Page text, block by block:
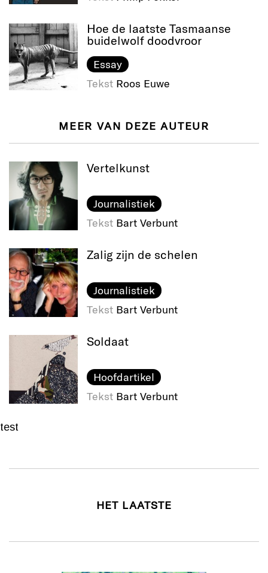
Hoe de laatste Tasmaanse
buidelwolf doodvroor
Essay
Tekst Roos Euwe
MEER VAN DEZE AUTEUR
Vertelkunst
Journalistiek
Tekst Bart Verbunt
Zalig zijn de schelen
Journalistiek
Tekst Bart Verbunt
Soldaat
Hoofdartikel
Tekst Bart Verbunt
test
HET LAATSTE